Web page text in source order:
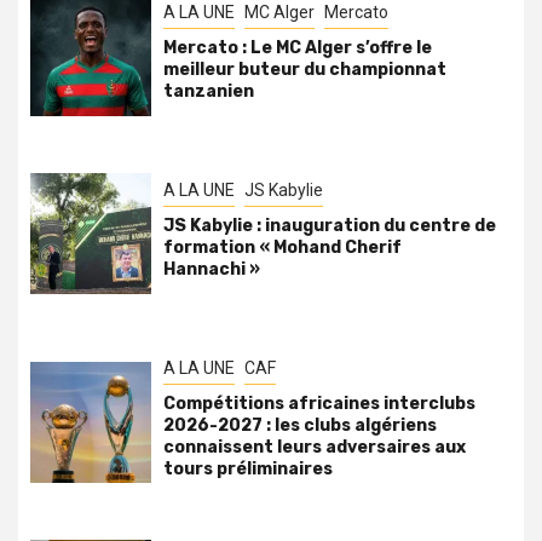
A LA UNE MC Alger Mercato
Mercato : Le MC Alger s’offre le
meilleur buteur du championnat
tanzanien
A LA UNE JS Kabylie
JS Kabylie : inauguration du centre de
formation « Mohand Cherif
Hannachi »
A LA UNE CAF
Compétitions africaines interclubs
2026-2027 : les clubs algériens
connaissent leurs adversaires aux
tours préliminaires